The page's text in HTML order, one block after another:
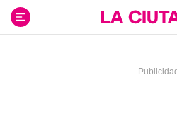
contenido